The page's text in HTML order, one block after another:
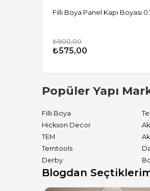
Filli Boya Panel Kapı Boyası
₺900,00
₺575,00
Popüler Yapı
Filli Boya
Hickson Decor
TEM
Temtools
Derby
Blogdan